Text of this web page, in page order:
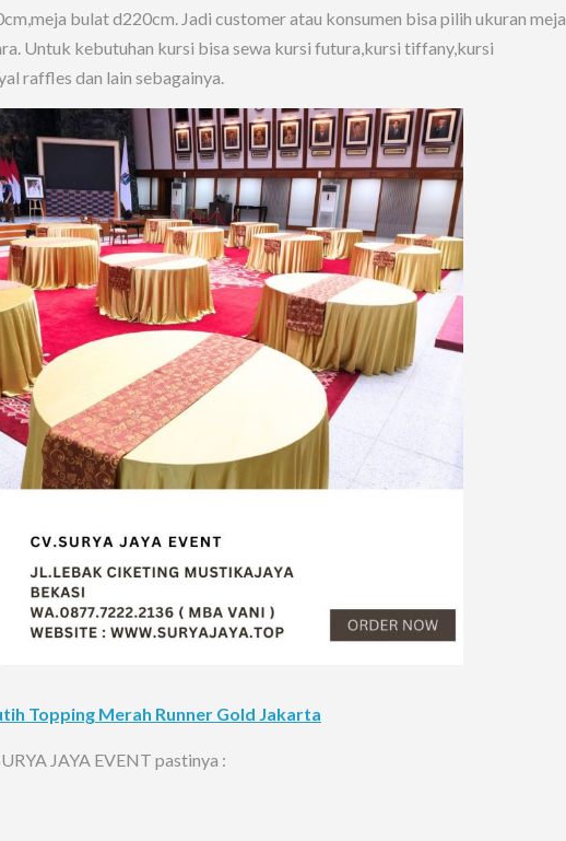
bulat d220cm. Jadi customer atau konsumen bisa pilih ukuran meja
Untuk kebutuhan kursi bisa sewa kursi futura,kursi tiffany,kursi
raffles dan lain sebagainya.
Topping Merah Runner Gold Jakarta
JAYA EVENT pastinya :